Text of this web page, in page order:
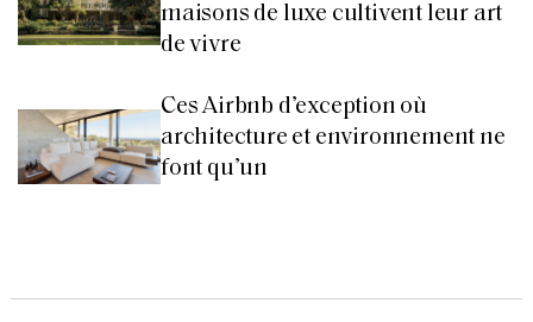
maisons de luxe cultivent leur art
de vivre
Ces Airbnb d’exception où
architecture et environnement ne
font qu’un